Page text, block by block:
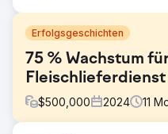
Erfolgsgeschichten
75 % Wachstum
Fleischlieferdienst
$500,000 2024 11